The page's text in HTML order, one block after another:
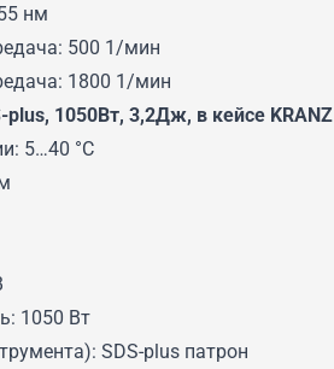
нм
500 1/мин
1800 1/мин
plus, 1050Вт, 3,2Дж, в кейсе KRANZ
5…40 °C
1050 Вт
SDS-plus патрон